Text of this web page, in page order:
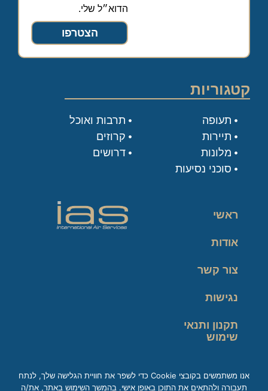
הדוא״ל שלי.
הצטרפו
קטגוריות
תעופה
תיירות
מלונות
סוכני נסיעות
תרבות ואוכל
קרוזים
דרושים
ראשי
אודות
צור קשר
נגישות
תקנון ותנאי
שימוש
אנו משתמשים בקובצי Cookie כדי לשפר את חוויית הגלישה שלך, לנתח
תעבורה ולהתאים את התוכן באופן אישי. בהמשך השימוש באתר, את/ה